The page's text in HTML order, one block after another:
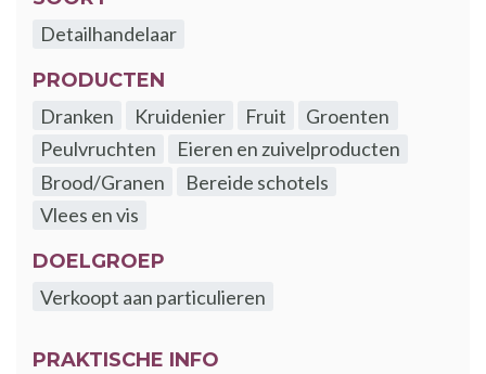
Detailhandelaar
PRODUCTEN
Dranken
Kruidenier Fruit
Groenten
Peulvruchten
Eieren en zuivelproducten
Brood/Granen
Bereide schotels
Vlees en vis
DOELGROEP
Verkoopt aan particulieren
PRAKTISCHE INFO